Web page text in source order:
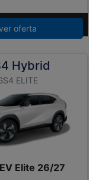
oferta
Hybrid
ELITE
Elite 26/27